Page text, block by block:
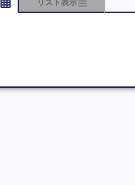
リスト表示